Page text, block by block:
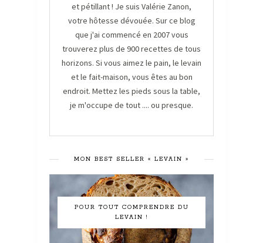
et pétillant ! Je suis Valérie Zanon,
votre hôtesse dévouée. Sur ce blog
que j'ai commencé en 2007 vous
trouverez plus de 900 recettes de tous
horizons. Si vous aimez le pain, le levain
et le fait-maison, vous êtes au bon
endroit. Mettez les pieds sous la table,
je m'occupe de tout .... ou presque.
MON BEST SELLER « LEVAIN »
POUR TOUT COMPRENDRE DU
LEVAIN !